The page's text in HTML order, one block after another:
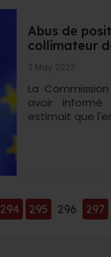
Abus de
collimateur
2 May 2022
La
avoir
estimait que
294 295 296 297